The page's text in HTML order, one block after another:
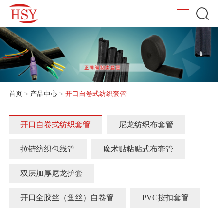
首页 > 产品中心> 开口自卷式纺织套管
开口自卷式纺织套管 尼龙纺织布套管
拉链纺织包线管 魔术贴粘贴式布套管
双层加厚尼龙护套
开口全胶丝（鱼丝）自卷管 PVC按扣套管